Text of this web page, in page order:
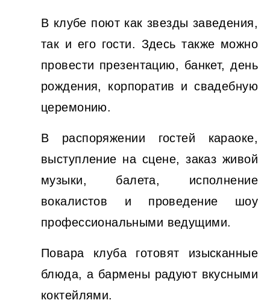
В клубе поют как звезды заведения,
так и его гости. Здесь также можно
провести презентацию, банкет, день
рождения, корпоратив и свадебную
церемонию.
В распоряжении гостей караоке,
выступление на сцене, заказ живой
музыки, балета, исполнение
вокалистов и проведение шоу
профессиональными ведущими.
Повара клуба готовят изысканные
блюда, а бармены радуют вкусными
коктейлями.